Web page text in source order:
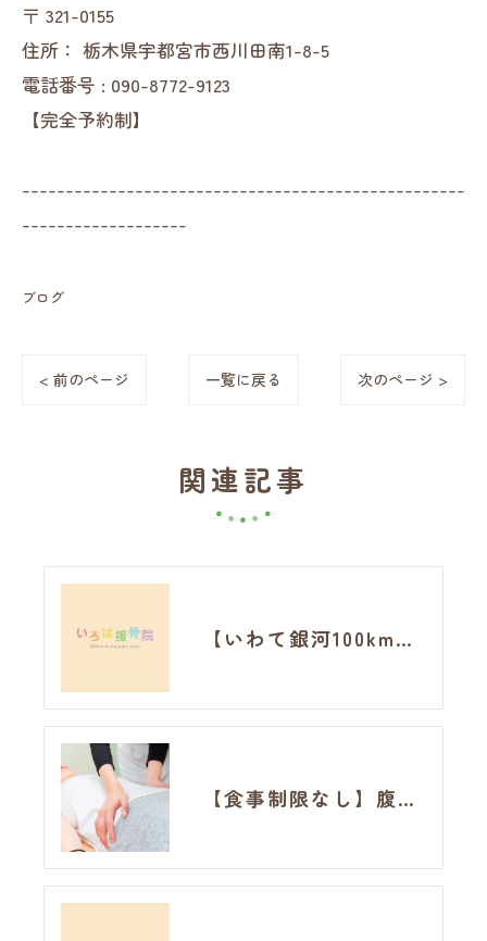
〒 321-0155
住所： 栃木県宇都宮市西川田南1-8-5
電話番号 : 090-8772-9123
【完全予約制】
---------------------------------------------------
-------------------
ブログ
< 前のページ 一覧に戻る 次のページ >
関連記事
【いわて銀河100km完走】最長走はフルマラソン。それでも完走できた理由と神経整体の可能性
【食事制限なし】腹囲99.3cm→92.4cm！ハイパーナイフ20回でお腹周りに変化が見られました!